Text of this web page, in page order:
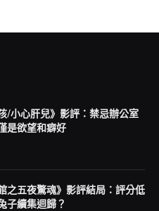
/小心肝兒》影評：禁忌辦公室
是欲望和癖好
之五夜驚魂》影評結局：評分低
子續集迴歸？